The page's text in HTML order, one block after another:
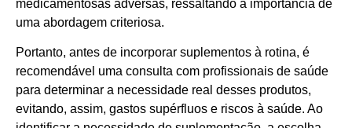
medicamentosas adversas, ressaltando a importância de
uma abordagem criteriosa.
Portanto, antes de incorporar suplementos à rotina, é
recomendável uma consulta com profissionais de saúde
para determinar a necessidade real desses produtos,
evitando, assim, gastos supérfluos e riscos à saúde. Ao